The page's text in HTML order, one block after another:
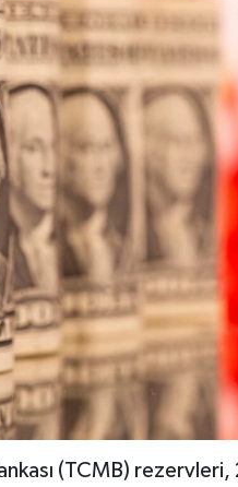
(TCMB) rezervleri,